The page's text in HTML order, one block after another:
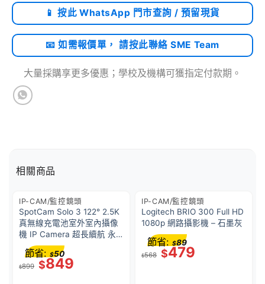
📱 按此 WhatsApp 門市查詢 / 預留現貨
📧 如需報價單， 請按此聯絡 SME Team
大量採購享更多優惠；學校及機構可獲指定付款期。
相關商品
IP-CAM/監控鏡頭
SpotCam Solo 3 122° 2.5K
真無線充電池室外室內攝像
機 IP Camera 超長續航 永
久免費7日雲端影像備份
IP66 防水防塵 -台灣製造-
$899 $849
節省: $50
IP-CAM/監控鏡頭
Logitech BRIO 300 Full HD
1080p 網路攝影機 – 石墨灰
$568 $479
節省: $89